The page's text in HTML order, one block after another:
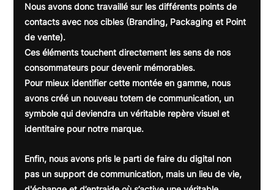
Nous avons donc travaillé sur les différents points de
contacts avec nos cibles (Branding, Packaging et Point
de vente).
Ces éléments touchent directement les sens de nos
consommateurs pour devenir mémorables.
Pour mieux identifier cette montée en gamme, nous
avons créé un nouveau totem de communication, un
symbole qui deviendra un véritable repère visuel et
identitaire pour notre marque.
Enfin, nous avons pris le parti de faire du digital non
pas un support de communication, mais un lieu de vie,